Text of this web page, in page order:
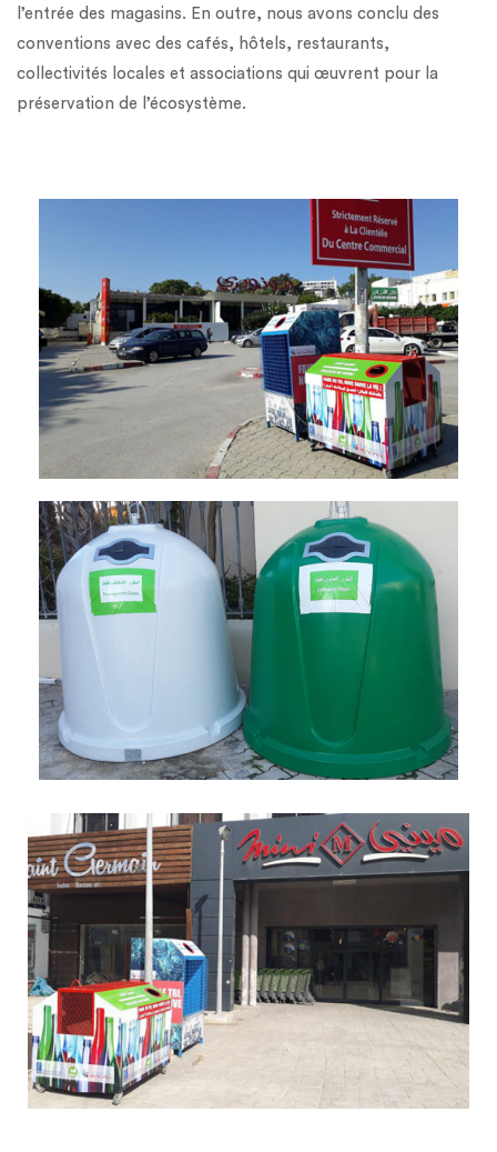
l’entrée des magasins. En outre, nous avons conclu des
conventions avec des cafés, hôtels, restaurants,
collectivités locales et associations qui œuvrent pour la
préservation de l’écosystème.